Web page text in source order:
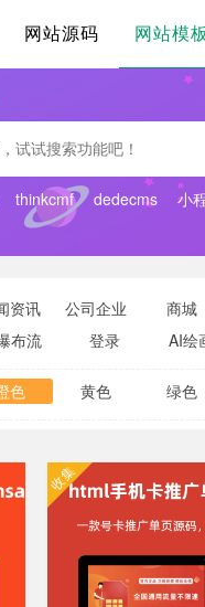
网站源码 网站模
thinkcmf dedecms 小
资讯 公司企业
商城
布流 登录 AI绘
色 黄色 绿色
收集